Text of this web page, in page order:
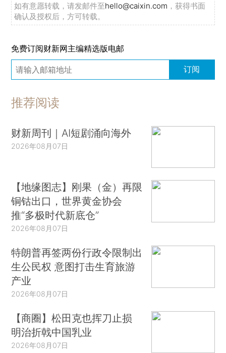
如有意愿转载，请发邮件至hello@caixin.com ，获得书面
确认及授权后，方可转载。
免费订阅财新网主编精选版电邮
订阅
推荐阅读
财新周刊｜AI短剧涌向海外
2026年08月07日
【地缘图志】刚果（金）再限
铜钴出口，世界黄金协会
推“多极时代新底仓”
2026年08月07日
特朗普再签两份行政令限制出
生公民权 意图打击生育旅游
产业
2026年08月07日
【商圈】松田克也挥刀止损
明治折戟中国乳业
2026年08月07日